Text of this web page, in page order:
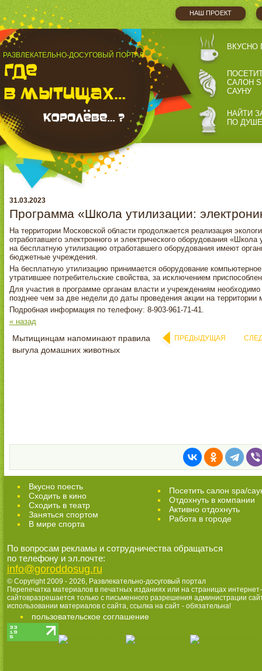
НАШ ПРОЕКТ
РАЗВЛЕКАТЕЛЬНО-ДОСУГОВЫЙ ПОРТАЛ
ВКУСНО
САЛОН
САУНУ
НАЙТИ
ПО ДУШЕ
31.03.2023
Программа «Школа утилизации:
На территории Московской области продолжается реализация
отработавшего электронного и электрического оборудования
на бесплатную утилизацию отработавшего оборудования имеют
бюджетные учреждения.
На бесплатную утилизацию принимается оборудование
утратившее потребительские свойства, за исключением
Для участия в программе органам власти и учреждениям
позднее чем за две недели до даты проведения акции на территории
Подробная информация по телефону: 8-903-961-71-41.
« назад
Мытищинцам напоминают правила
выгула домашних животных
ПРЕДЫДУЩАЯ
Вкусно поесть
Сходить в кино
Cходить в театр
Заняться спортом
В мире спорта
Посетить салон spa/
Отдохнуть в компании
Активно отдохнуть
Работа в городе
По вопросам рекламы и сотрудничества обращаться
по телефону и эл.почте:
info@goroddosug.ru
© Copyright 2009 - 2026, Развлекательно-досуговый портал
Перепечатка материалов в печатных изданиях или на страницах интернет-
сайтовразрешается только с письменного разрешения администрации
использовании материалов с сайта, ссылка на сайт - обязательна!
пользовательское соглашение